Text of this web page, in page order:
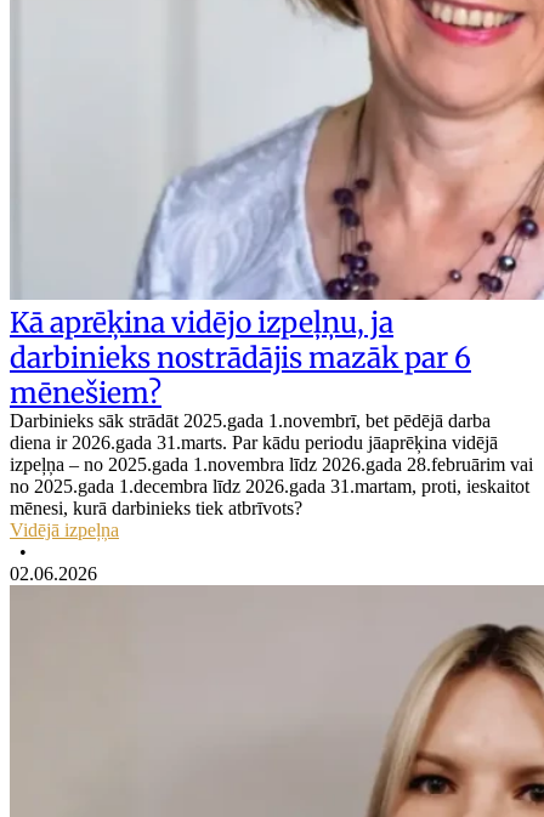
Kā aprēķina vidējo izpeļņu, ja
darbinieks nostrādājis mazāk par 6
mēnešiem?
Darbinieks sāk strādāt 2025.gada 1.novembrī, bet pēdējā darba
diena ir 2026.gada 31.marts. Par kādu periodu jāaprēķina vidējā
izpeļņa – no 2025.gada 1.novembra līdz 2026.gada 28.februārim vai
no 2025.gada 1.decembra līdz 2026.gada 31.martam, proti, ieskaitot
mēnesi, kurā darbinieks tiek atbrīvots?
Vidējā izpeļņa
•
02.06.2026